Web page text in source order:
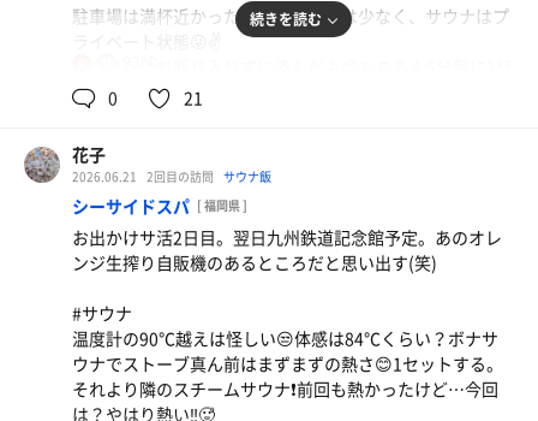
駐車場は満杯近かったけど、女性側は少なく、サウナはプ
(少なめ)ですが、掛けた途端に湿度計が23%→28%へ…こ
んな反応いいの珍しい、と思ったらHARVIAでした。スト
ーブとお揃い。上段で、初回は12分が待てず30秒前でリタ
イアしたけど、2、3セットは12分がんばった🥵
相変わらずアチアチの発汗たっぷりです❗️
#水風呂
壺タイプ。冷たいけどがんばって1分1分2分❗️じっとしてた
でも相当冷える😰16~17℃くらいかな？
出てからもしばらく気道の息が冷たかったよ😃
#外気浴
続きを読む
0 21
花子
2026.06.21 2回目の訪問 サウナ飯
シーサイドスパ [ 福岡県 ]
お出かけサ活2日目。翌日九州鉄道記念館予定。あのオレ
ンジ生搾り自販機のあるところだと思い出す(笑)
#サウナ
温度計の90℃越えは怪しい😒体感は84℃くらい？ボナサ
ウナでストーブ真ん前はまずまずの熱さ😊1セットする。
それより隣のスチームサウナ❗️前回も熱かったけど…今回
は？やはり熱い‼️🥵